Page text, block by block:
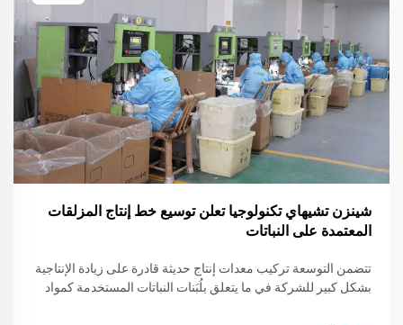
شينزن تشيهاي تكنولوجيا تعلن توسيع خط إنتاج المزلقات
المعتمدة على النباتات
تتضمن التوسعة تركيب معدات إنتاج حديثة قادرة على زيادة الإنتاجية
بشكل كبير للشركة في ما يتعلق بلُبَنات النباتات المستخدمة كمواد